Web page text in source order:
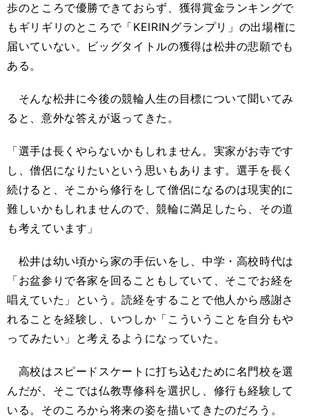
歩のところで優勝できておらず、獲得賞金ランキングで
もギリギリのところで「KEIRINグランプリ」の出場権に
届いていない。ビッグタイトルの獲得は松井の悲願でも
ある。
そんな松井に今後の競輪人生の目標について聞いてみ
ると、意外な答えが返ってきた。
「選手は長くやらないかもしれません。実家がお寺です
し、僧侶になりたいという思いもあります。選手を長く
続けると、そこから修行をして僧侶になるのは現実的に
難しいかもしれませんので、競輪に満足したら、その道
も考えています」
松井は幼い頃から家の手伝いをし、中学・高校時代は
「お盆参りで各家を回ることもしていて、そこでお経を
唱えていた」という。読経をすることで他人から感謝さ
れることを経験し、いつしか「こういうことを自分もや
ってみたい」と考えるようになっていた。
高校はスピードスケートに打ち込むために名門校を選
んだが、そこでは仏教専修科を選択し、修行も経験して
いる。そのころから将来の姿を描いてきたのだろう。